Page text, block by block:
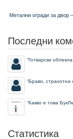
Метални огради за двор
Последни
“Готварски
“Браво, страхотна
“Какво е това
Статистика